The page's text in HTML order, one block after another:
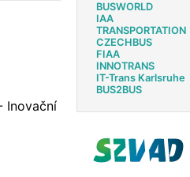
Inovační
BUSWORLD
IAA
TRANSPORTATION
CZECHBUS
FIAA
INNOTRANS
IT-Trans Karlsruhe
BUS2BUS